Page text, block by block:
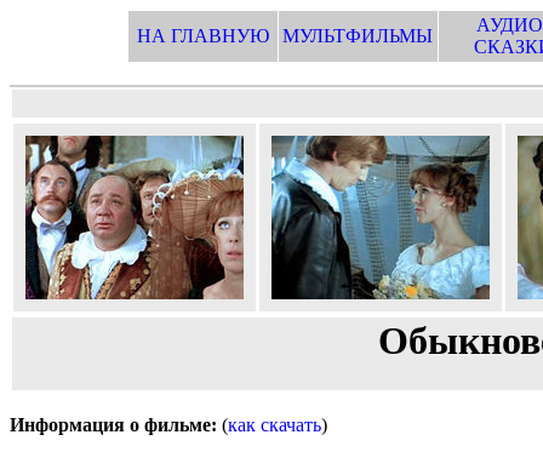
НА ГЛАВНУЮ МУЛЬТФИЛЬМЫ
Информация о фильме: (как скачать)